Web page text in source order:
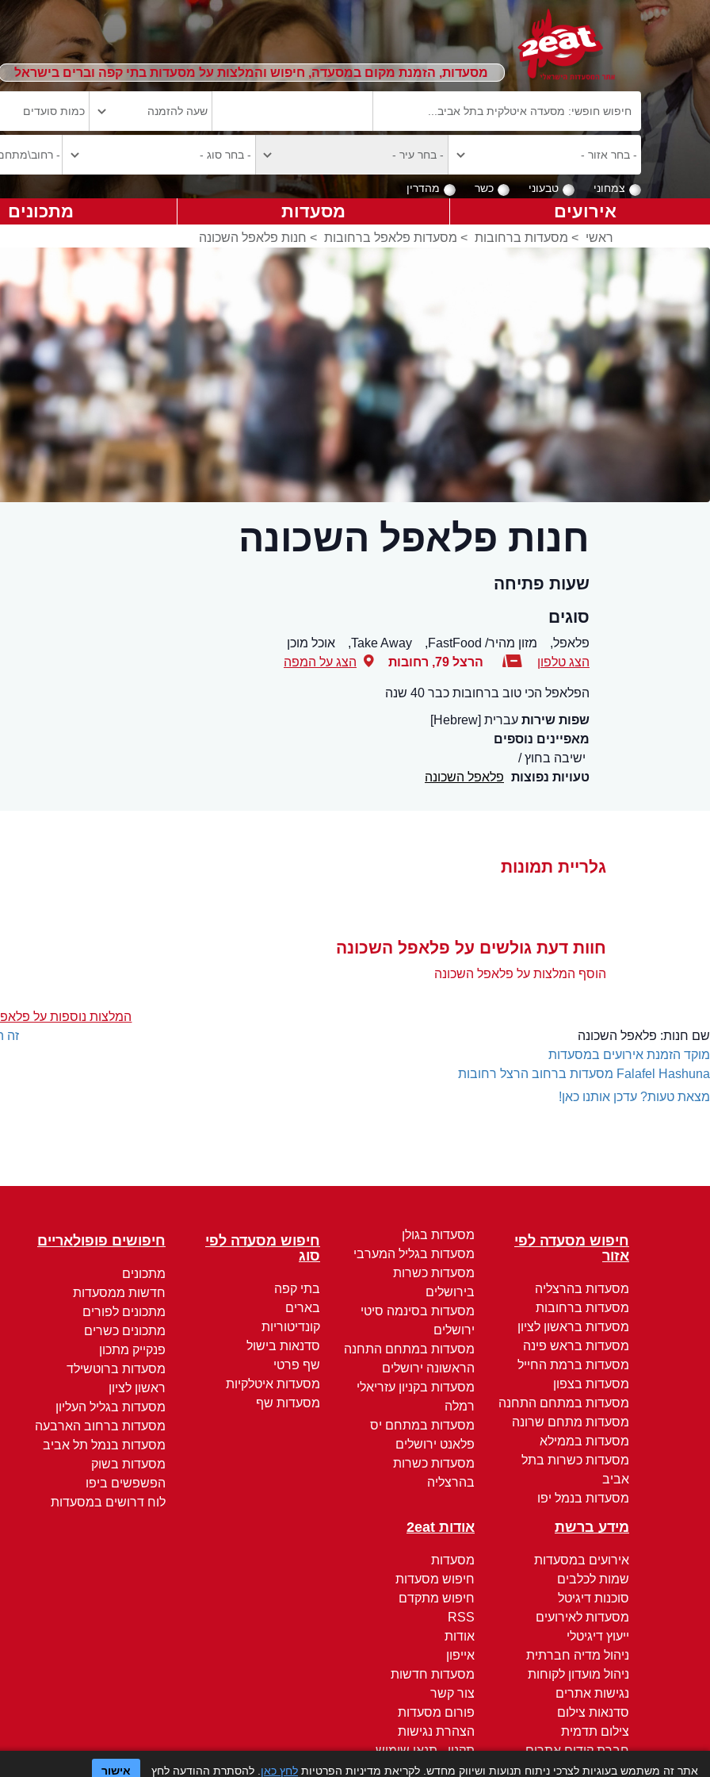
מסעדות, הזמנת מקום במסעדה, חיפוש והמלצות על מסעדות בתי קפה וברים בישראל
צמחוני טבעוני כשר מהדרין
אירועים מסעדות מתכונים
ראשי > מסעדות ברחובות > מסעדות פלאפל ברחובות > חנות פלאפל השכונה
חנות פלאפל השכונה
שעות פתיחה
סוגים
פלאפל, מזון מהיר/ FastFood, Take Away,
אוכל מוכן
הצג טלפון
הרצל 79 , רחובות הצג על המפה
הפלאפל הכי טוב ברחובות כבר 40 שנה
שפות שירות עברית [Hebrew]
מאפיינים נוספים
ישיבה בחוץ
טעויות נפוצות פלאפל השכונה
גלריית תמונות
חוות דעת גולשים על פלאפל השכונה
הוסף המלצות על פלאפל השכונה
המלצות נוספות על
זה שם חנות: פלאפל השכונה
מוקד הזמנת אירועים במסעדות
Falafel Hashuna מסעדות ברחוב הרצל רחובות
מצאת טעות? עדכן אותנו כאן!
חיפוש מסעדה לפי
אזור
מסעדות בהרצליה
מסעדות ברחובות
מסעדות בראשון לציון
מסעדות בראש פינה
מסעדות ברמת החייל
מסעדות בצפון
מסעדות במתחם התחנה
מסעדות מתחם שרונה
מסעדות בממילא
מסעדות כשרות בתל
אביב
מסעדות בנמל יפו
מסעדות בגולן
מסעדות בגליל המערבי
מסעדות כשרות
בירושלים
מסעדות בסינמה סיטי
ירושלים
מסעדות במתחם התחנה
הראשונה ירושלים
מסעדות בקניון עזריאלי
רמלה
מסעדות במתחם יס
פלאנט ירושלים
מסעדות כשרות
בהרצליה
חיפוש מסעדה לפי
סוג
בתי קפה
בארים
קונדיטוריות
סדנאות בישול
שף פרטי
מסעדות איטלקיות
מסעדות שף
חיפושים פופולאריים
מתכונים
חדשות ממסעדות
מתכונים לפורים
מתכונים כשרים
פנקייק מתכון
מסעדות ברוטשילד
ראשון לציון
מסעדות בגליל העליון
מסעדות ברחוב הארבעה
מסעדות בנמל תל אביב
מסעדות בשוק
הפשפשים ביפו
לוח דרושים במסעדות
מידע ברשת
אירועים במסעדות
שמות לכלבים
סוכנות דיגיטל
מסעדות לאירועים
ייעוץ דיגיטלי
ניהול מדיה חברתית
ניהול מועדון לקוחות
נגישות אתרים
סדנאות צילום
צילום תדמית
חברת קידום אתרים
קידום ממומן
אודות 2eat
מסעדות
חיפוש מסעדות
חיפוש מתקדם
RSS
אודות
אייפון
מסעדות חדשות
צור קשר
פורום מסעדות
הצהרת נגישות
תקנון - תנאי שימוש
מדיניות הפרטיות
אתר זה משתמש בעוגיות לצרכי ניתוח תנועות ושיווק מחדש. לקריאת מדיניות הפרטיות לחץ כאן . להסתרת ההודעה לחץ אישור